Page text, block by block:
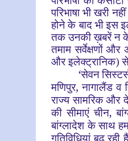
परिभाषा भी खरी
होने के बाद भी इस
तक उनकी ख़बरें न
तमाम सर्वेक्षणों और
और इलेक्ट्रानिक) से
‘सेवन
मणिपुर, नागालैंड व
राज्य सामरिक और
की सीमाएं चीन,
बांग्लादेश के साथ
गतिविधियां बढ़